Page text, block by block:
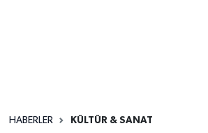
HABERLER KÜLTÜR & SANAT